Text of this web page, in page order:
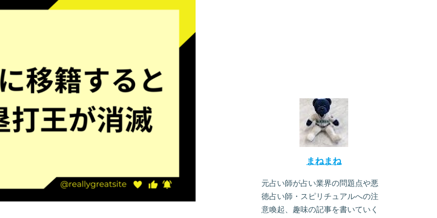
まねまね
元占い師が占い業界の問題点や悪
徳占い師・スピリチュアルへの注
意喚起、趣味の記事を書いていく